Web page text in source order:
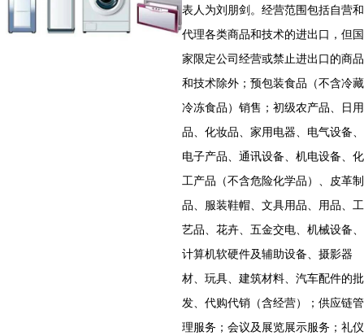
表人为刘朋剑。经营范围包括自营和
代理各类商品和技术的进出口，但国
家限定公司经营或禁止进出口的商品
和技术除外；预包装食品（不含冷藏
冷冻食品）销售；初级农产品、日用
品、化妆品、家用电器、电气设备、
电子产品、通讯设备、机电设备、化
工产品（不含危险化学品）、皮革制
品、服装鞋帽、文具用品、用品、工
艺品、花卉、五金交电、机械设备、
计算机软硬件及辅助设备、摄影器
材、玩具、建筑材料、汽车配件的批
发、代购代销（含经营）；供应链管
理服务；会议及展览展示服务；礼仪